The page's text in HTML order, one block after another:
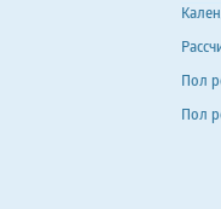
Пол
Пол